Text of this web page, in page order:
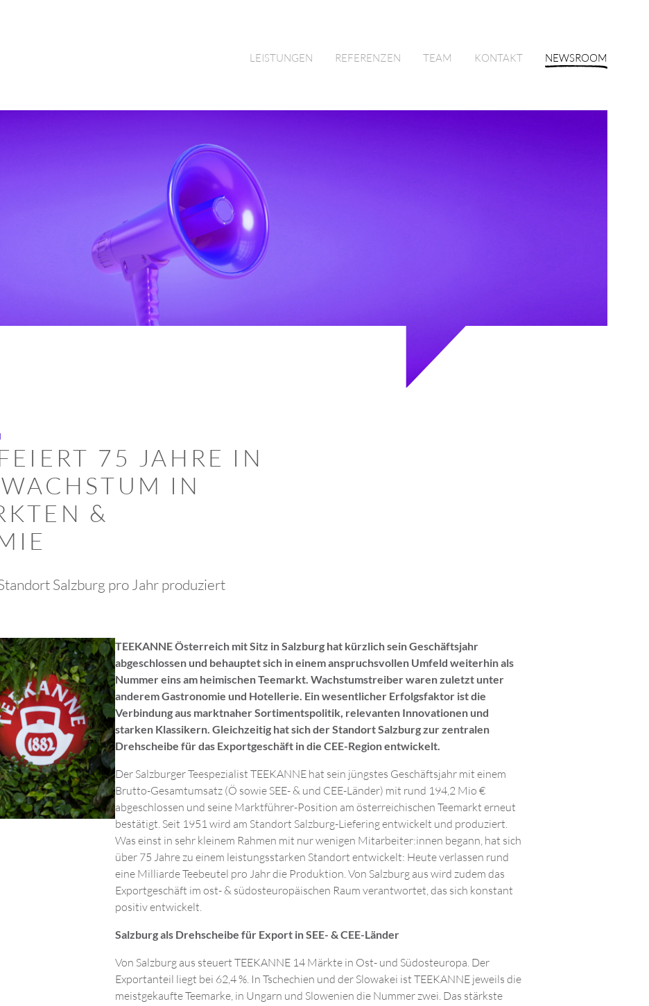
LEISTUNGEN REFERENZEN TEAM KONTAKT NEWSROOM
75 JAHRE IN
IN
&
Salzburg pro Jahr produziert
TEEKANNE Österreich mit Sitz in Salzburg hat kürzlich sein Geschäftsjahr
abgeschlossen und behauptet sich in einem anspruchsvollen Umfeld weiterhin als
Nummer eins am heimischen Teemarkt. Wachstumstreiber waren zuletzt unter
anderem Gastronomie und Hotellerie. Ein wesentlicher Erfolgsfaktor ist die
Verbindung aus marktnaher Sortimentspolitik, relevanten Innovationen und
starken Klassikern. Gleichzeitig hat sich der Standort Salzburg zur zentralen
Drehscheibe für das Exportgeschäft in die CEE-Region entwickelt.
Der Salzburger Teespezialist TEEKANNE hat sein jüngstes Geschäftsjahr mit einem
Brutto-Gesamtumsatz (Ö sowie SEE- & und CEE-Länder) mit rund 194,2 Mio €
abgeschlossen und seine Marktführer-Position am österreichischen Teemarkt erneut
bestätigt. Seit 1951 wird am Standort Salzburg-Liefering entwickelt und produziert.
Was einst in sehr kleinem Rahmen mit nur wenigen Mitarbeiter:innen begann, hat sich
über 75 Jahre zu einem leistungsstarken Standort entwickelt: Heute verlassen rund
eine Milliarde Teebeutel pro Jahr die Produktion. Von Salzburg aus wird zudem das
Exportgeschäft im ost- & südosteuropäischen Raum verantwortet, das sich konstant
positiv entwickelt.
Salzburg als Drehscheibe für Export in SEE- & CEE-Länder
Von Salzburg aus steuert TEEKANNE 14 Märkte in Ost- und Südosteuropa. Der
Exportanteil liegt bei 62,4 %. In Tschechien und der Slowakei ist TEEKANNE jeweils die
meistgekaufte Teemarke, in Ungarn und Slowenien die Nummer zwei. Das stärkste